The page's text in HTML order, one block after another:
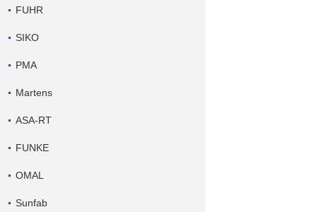
FUHR
SIKO
PMA
Martens
ASA-RT
FUNKE
OMAL
Sunfab